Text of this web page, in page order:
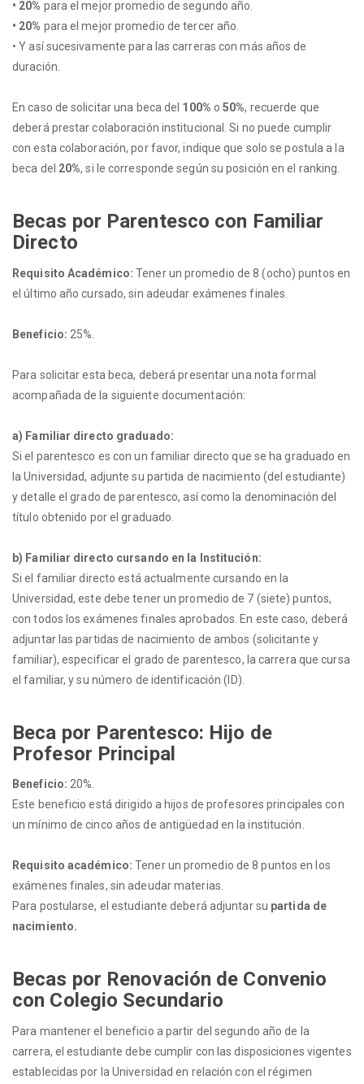
• 20% para el mejor promedio de segundo año.
• 20% para el mejor promedio de tercer año.
• Y así sucesivamente para las carreras con más años de
duración.
En caso de solicitar una beca del 100% o50%, recuerde que
deberá prestar colaboración institucional. Si no puede cumplir
con esta colaboración, por favor, indique que solo se postula a la
beca del 20%, si le corresponde según su posición en el ranking.
Becas por Parentesco con Familiar
Directo
Requisito Académico: Tener un promedio de 8 (ocho) puntos en
el último año cursado, sin adeudar exámenes finales.
Beneficio: 25%.
Para solicitar esta beca, deberá presentar una nota formal
acompañada de la siguiente documentación:
a) Familiar directo graduado:
Si el parentesco es con un familiar directo que se ha graduado en
la Universidad, adjunte su partida de nacimiento (del estudiante)
y detalle el grado de parentesco, así como la denominación del
título obtenido por el graduado.
b) Familiar directo cursando en la Institución:
Si el familiar directo está actualmente cursando en la
Universidad, este debe tener un promedio de 7 (siete) puntos,
con todos los exámenes finales aprobados. En este caso, deberá
adjuntar las partidas de nacimiento de ambos (solicitante y
familiar), especificar el grado de parentesco, la carrera que cursa
el familiar, y su número de identificación (ID).
Beca por Parentesco: Hijo de
Profesor Principal
Beneficio: 20%.
Este beneficio está dirigido a hijos de profesores principales con
un mínimo de cinco años de antigüedad en la institución.
Requisito académico: Tener un promedio de 8 puntos en los
exámenes finales, sin adeudar materias.
Para postularse, el estudiante deberá adjuntar su partida de
nacimiento.
Becas por Renovación de Convenio
con Colegio Secundario
Para mantener el beneficio a partir del segundo año de la
carrera, el estudiante debe cumplir con las disposiciones vigentes
establecidas por la Universidad en relación con el régimen